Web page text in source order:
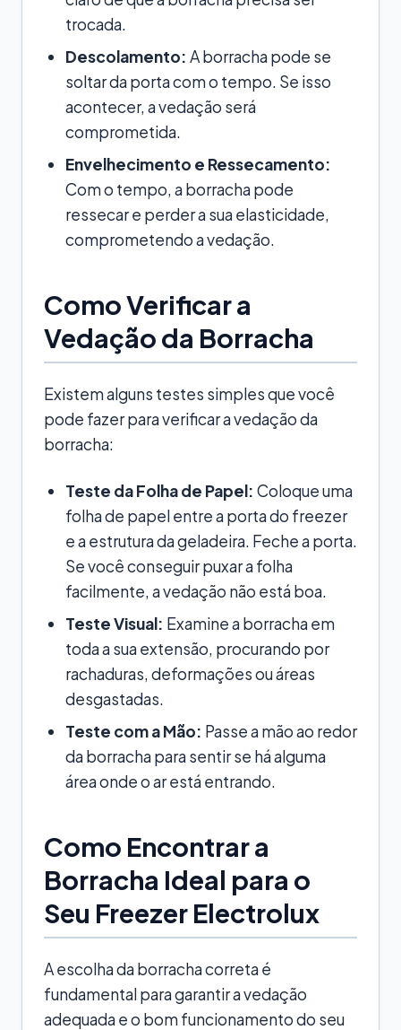
trocada.
Descolamento: A borracha pode se
soltar da porta com o tempo. Se isso
acontecer, a vedação será
comprometida.
Envelhecimento e Ressecamento:
Com o tempo, a borracha pode
ressecar e perder a sua elasticidade,
comprometendo a vedação.
Como Verificar a
Vedação da Borracha
Existem alguns testes simples que você
pode fazer para verificar a vedação da
borracha:
Teste da Folha de Papel: Coloque uma
folha de papel entre a porta do freezer
e a estrutura da geladeira. Feche a porta.
Se você conseguir puxar a folha
facilmente, a vedação não está boa.
Teste Visual: Examine a borracha em
toda a sua extensão, procurando por
rachaduras, deformações ou áreas
desgastadas.
Teste com a Mão: Passe a mão ao redor
da borracha para sentir se há alguma
área onde o ar está entrando.
Como Encontrar a
Borracha Ideal para o
Seu Freezer Electrolux
A escolha da borracha correta é
fundamental para garantir a vedação
adequada e o bom funcionamento do seu